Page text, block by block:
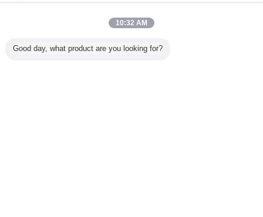
10:32 AM
Good day, what product are you looking for?